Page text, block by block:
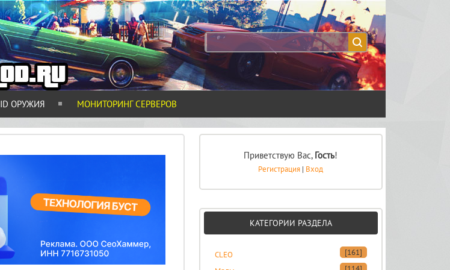
ID ОРУЖИЯ МОНИТОРИНГ СЕРВЕРОВ
Приветствую Вас, Гость!
Регистрация | Вход
КАТЕГОРИИ РАЗДЕЛА
CLEO
[161]